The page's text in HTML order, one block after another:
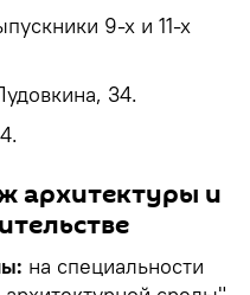
9-х и 11-х
34.
архитектуры и
на специальности